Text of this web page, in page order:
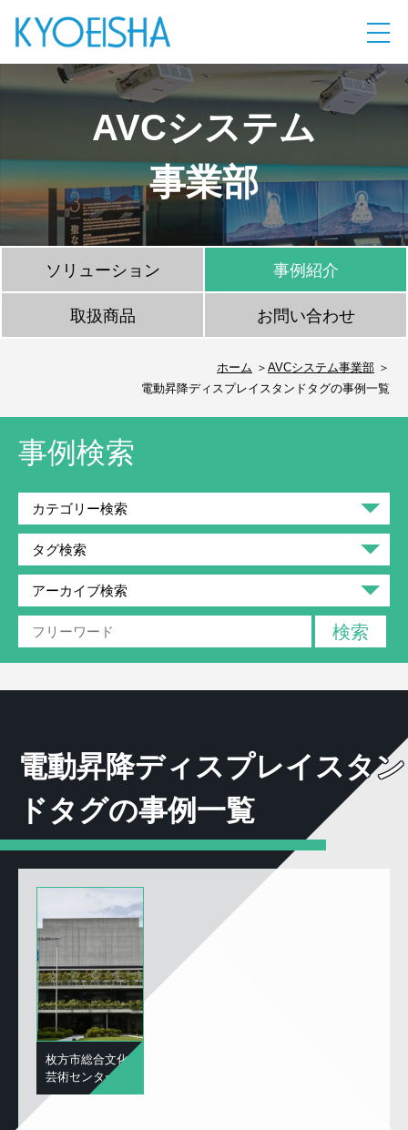
AVCシステム
事業部
ソリューション 事例紹介
取扱商品 お問い合わせ
ホーム
AVCシステム事業部
電動昇降ディスプレイスタンドタグの事例一覧
事例検索
電動昇降ディスプレイスタン
ドタグの事例一覧
枚方市総合文化
芸術センター